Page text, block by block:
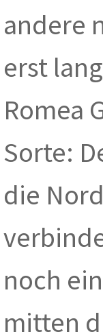
andere
erst
Romea
Sorte:
die
noch
mitten